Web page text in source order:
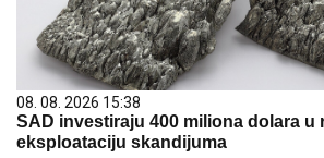
08. 08. 2026 15:38
SAD investiraju 400 miliona dolara u
eksploataciju skandijuma